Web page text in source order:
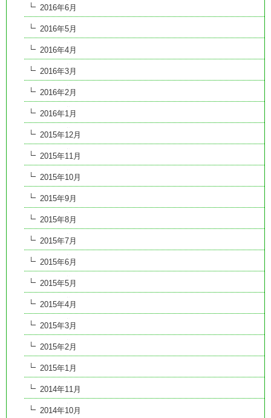
2016年6月
2016年5月
2016年4月
2016年3月
2016年2月
2016年1月
2015年12月
2015年11月
2015年10月
2015年9月
2015年8月
2015年7月
2015年6月
2015年5月
2015年4月
2015年3月
2015年2月
2015年1月
2014年11月
2014年10月